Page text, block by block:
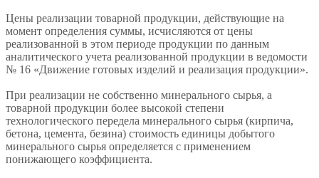
Цены реализации товарной продукции, действующие на
момент определения суммы, исчисляются от цены
реализованной в этом периоде продукции по данным
аналитического учета реализованной продукции в ведомости
№ 16 «Движение готовых изделий и реализация продукции».
При реализации не собственно минерального сырья, а
товарной продукции более высокой степени
технологического передела минерального сырья (кирпича,
бетона, цемента, безина) стоимость единицы добытого
минерального сырья определяется с применением
понижающего коэффициента.